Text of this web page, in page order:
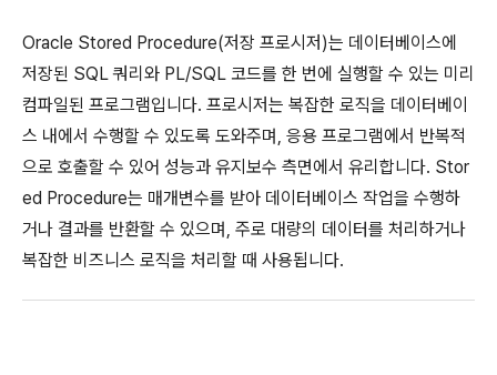
Oracle Stored Procedure(저장 프로시저)는 데이터베이스에
저장된 SQL 쿼리와 PL/SQL 코드를 한 번에 실행할 수 있는 미리
컴파일된 프로그램입니다. 프로시저는 복잡한 로직을 데이터베이
스 내에서 수행할 수 있도록 도와주며, 응용 프로그램에서 반복적
으로 호출할 수 있어 성능과 유지보수 측면에서 유리합니다. Stor
ed Procedure는 매개변수를 받아 데이터베이스 작업을 수행하
거나 결과를 반환할 수 있으며, 주로 대량의 데이터를 처리하거나
복잡한 비즈니스 로직을 처리할 때 사용됩니다.